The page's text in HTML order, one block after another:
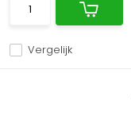
Vergelijk